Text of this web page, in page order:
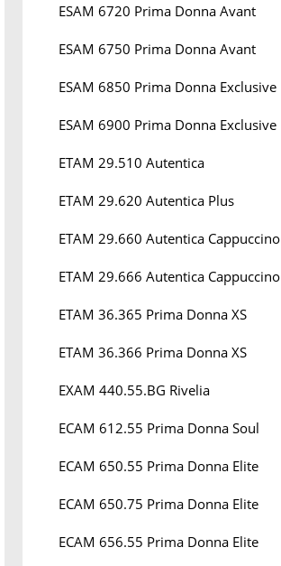
ESAM 6720 Prima Donna Avant
ESAM 6750 Prima Donna Avant
ESAM 6850 Prima Donna Exclusive
ESAM 6900 Prima Donna Exclusive
ETAM 29.510 Autentica
ETAM 29.620 Autentica Plus
ETAM 29.660 Autentica Cappuccino
ETAM 29.666 Autentica Cappuccino
ETAM 36.365 Prima Donna XS
ETAM 36.366 Prima Donna XS
EXAM 440.55.BG Rivelia
ECAM 612.55 Prima Donna Soul
ECAM 650.55 Prima Donna Elite
ECAM 650.75 Prima Donna Elite
ECAM 656.55 Prima Donna Elite